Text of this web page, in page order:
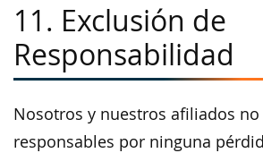
11. Exclusión de
Responsabilidad
Nosotros y nuestros afiliados no
responsables por ninguna